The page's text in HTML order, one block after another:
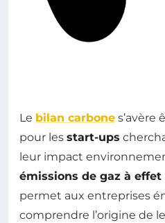
Le bilan carbone s’avère
pour les start-ups
leur impact
émissions de gaz à effet
permet aux entreprises
comprendre l’origine de